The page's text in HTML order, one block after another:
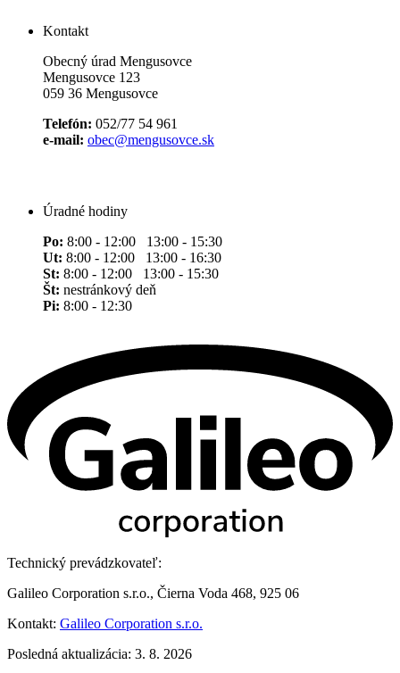
Kontakt
Obecný úrad Mengusovce
Mengusovce 123
059 36 Mengusovce
Telefón: 052/77 54 961
e-mail: obec@mengusovce.sk
Úradné hodiny
Po: 8:00 - 12:00 13:00 - 15:30
Ut: 8:00 - 12:00 13:00 - 16:30
St: 8:00 - 12:00 13:00 - 15:30
Št: nestránkový deň
Pi: 8:00 - 12:30
Technický prevádzkovateľ:
Galileo Corporation s.r.o., Čierna Voda 468, 925 06
Kontakt: Galileo Corporation s.r.o.
Posledná aktualizácia: 3. 8. 2026